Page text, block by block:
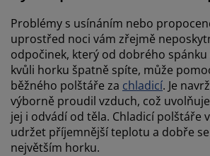
Problémy s usínáním nebo
uprostřed noci vám zřejmě
odpočinek, který od dobrého spánku
kvůli horku špatně spíte, může
běžného polštáře za chladicí. Je
výborně proudil vzduch, což
jej i odvádí od těla. Chladicí polštáře
udržet příjemnější teplotu a dobře
největším horku.